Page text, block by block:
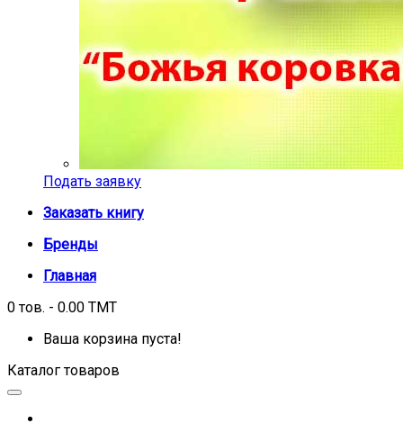
Подать заявку
Заказать книгу
Бренды
Главная
0 тов. - 0.00 TMT
Ваша корзина пуста!
Каталог товаров